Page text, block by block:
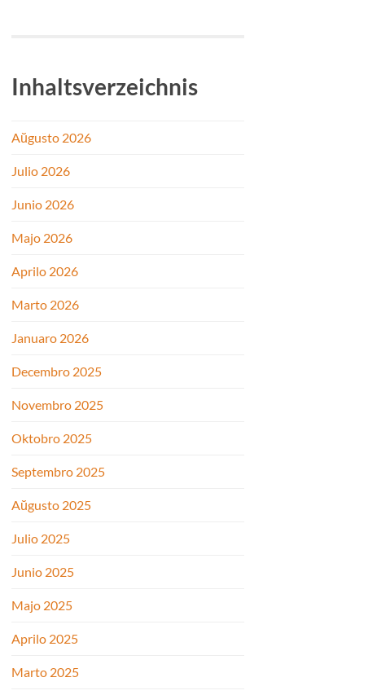
Inhaltsverzeichnis
Aŭgusto 2026
Julio 2026
Junio 2026
Majo 2026
Aprilo 2026
Marto 2026
Januaro 2026
Decembro 2025
Novembro 2025
Oktobro 2025
Septembro 2025
Aŭgusto 2025
Julio 2025
Junio 2025
Majo 2025
Aprilo 2025
Marto 2025